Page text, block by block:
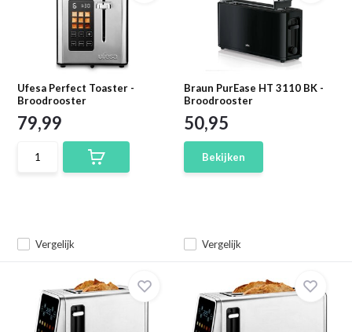
Ufesa Perfect Toaster -
Broodrooster
Vergelijk
79,99
Braun PurEase HT 3110 BK -
Broodrooster
Vergelijk
50,95
Bekijken